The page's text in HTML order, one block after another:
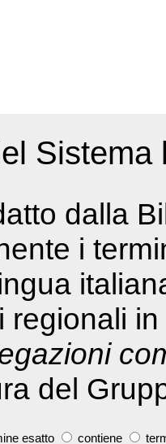
dalla
i
regionali
del
esatto contiene